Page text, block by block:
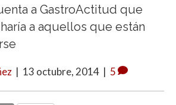
a GastroActitud que
a aquellos que están
| 13 octubre, 2014 | 5